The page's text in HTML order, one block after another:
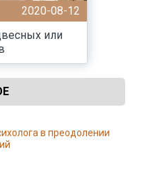
2020-08-12
или
в преодолении